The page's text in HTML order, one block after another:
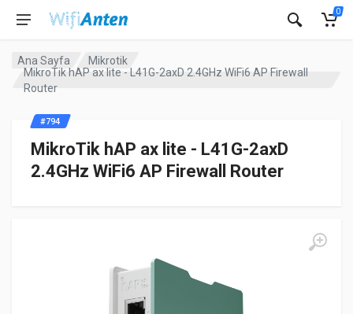
0
Ana Sayfa
Mikrotik
MikroTik hAP ax lite - L41G-2axD 2.4GHz WiFi6 AP Firewall
Router
MikroTik hAP ax lite - L41G-2axD
2.4GHz WiFi6 AP Firewall Router
#794